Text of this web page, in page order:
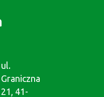
ul.
Graniczna
21, 41-